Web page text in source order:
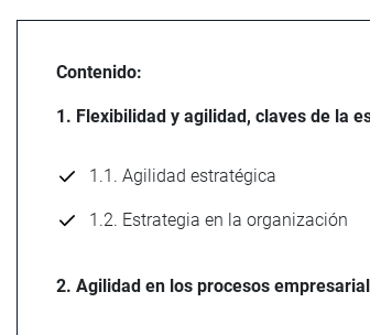
Contenido:
1. Flexibilidad y agilidad, claves de la
1.1. Agilidad estratégica
1.2. Estrategia en la organización
2. Agilidad en los procesos